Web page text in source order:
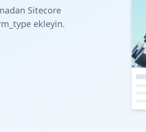
Sitecore
ekleyin.